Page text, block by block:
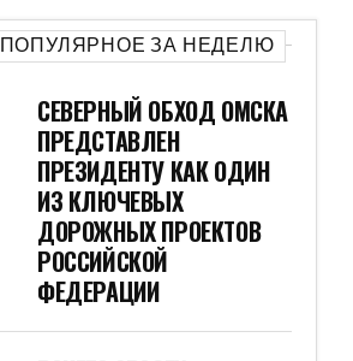
ПОПУЛЯРНОЕ ЗА НЕДЕЛЮ
СЕВЕРНЫЙ ОБХОД ОМСКА
ПРЕДСТАВЛЕН
ПРЕЗИДЕНТУ КАК ОДИН
ИЗ КЛЮЧЕВЫХ
ДОРОЖНЫХ ПРОЕКТОВ
РОССИЙСКОЙ
ФЕДЕРАЦИИ